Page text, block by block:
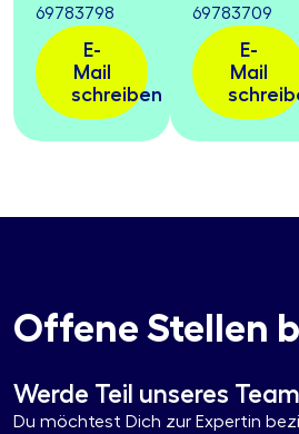
69783798
E-
Mail
schreiben
69783709
E-
Mail
Offene Stellen
Werde Teil unseres
Du möchtest Dich zur Expertin